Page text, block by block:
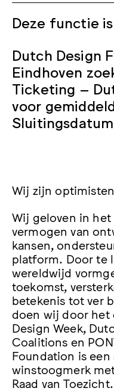
Deze functie
Dutch Design
Eindhoven
Ticketing –
voor
Wij zijn
Wij geloven in
vermogen van
kansen,
platform. Door te
wereldwijd
toekomst,
betekenis tot ver
doen wij door het
Design Week,
Coalitions en
Foundation is
winstoogmerk
Raad van Toezicht.